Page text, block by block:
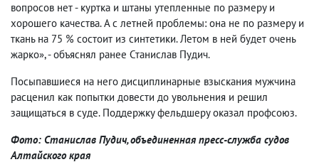
вопросов нет - куртка и штаны утепленные по размеру и
хорошего качества. А с летней проблемы: она не по размеру и
ткань на 75 % состоит из синтетики. Летом в ней будет очень
жарко», - объяснял ранее Станислав Пудич.
Посыпавшиеся на него дисциплинарные взыскания мужчина
расценил как попытки довести до увольнения и решил
защищаться в суде. Поддержку фельдшеру оказал профсоюз.
Фото: Станислав Пудич, объединенная пресс-служба судов
Алтайского края